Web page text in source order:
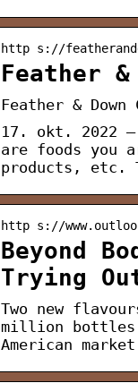
http s://
Feather &
Feather & Down
17. okt. 2022
are foods
products, etc.
http s://
Beyond
Trying
Two new
million bottles
American